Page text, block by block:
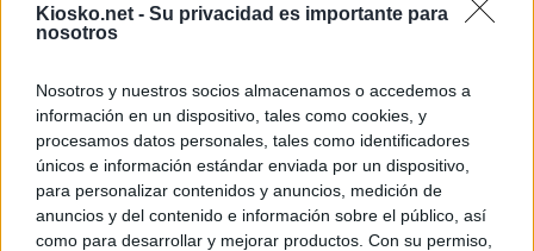
Kiosko.net - Su privacidad es importante para
nosotros
Nosotros y nuestros socios almacenamos o accedemos a
información en un dispositivo, tales como cookies, y
procesamos datos personales, tales como identificadores
únicos e información estándar enviada por un dispositivo,
para personalizar contenidos y anuncios, medición de
anuncios y del contenido e información sobre el público, así
como para desarrollar y mejorar productos. Con su permiso,